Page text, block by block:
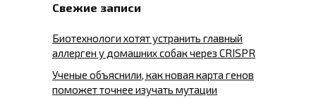
Свежие записи
Биотехнологи хотят устранить главный
аллерген у домашних собак через CRISPR
Ученые объяснили, как новая карта генов
поможет точнее изучать мутации